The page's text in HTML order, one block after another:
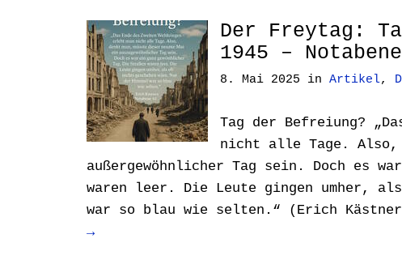
Der Freytag:
1945 –
8. Mai 2025 in Artikel,
Tag der Befreiung?
nicht alle Tage. Also,
außergewöhnlicher Tag sein. Doch es
waren leer. Die Leute gingen umher,
war so blau wie selten.“ (Erich
→